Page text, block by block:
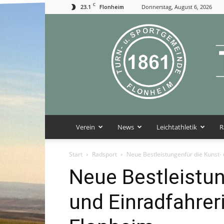
23.1 C Flonheim Donnerstag, August 6, 2026
Verein News Leichtathletik
Start Radsport Neue Bestleistungenfür die
Neue
und